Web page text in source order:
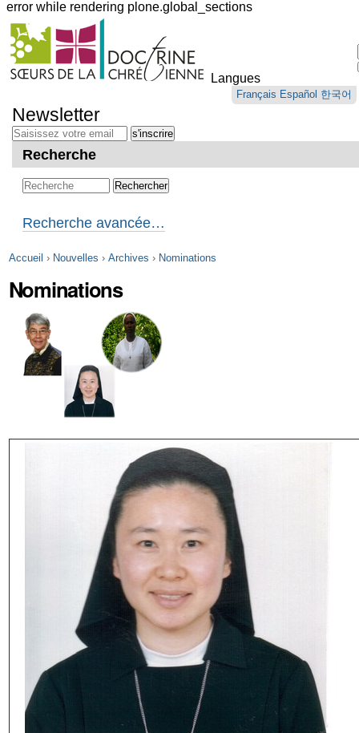
error while rendering plone.global_sections
Outils
personnels
Langues
Français Español 한국어
au
contenu.
Aller
navigation
Newsletter
Recherche
Recherche avancée…
Accueil › Nouvelles › Archives › Nominations
Nominations